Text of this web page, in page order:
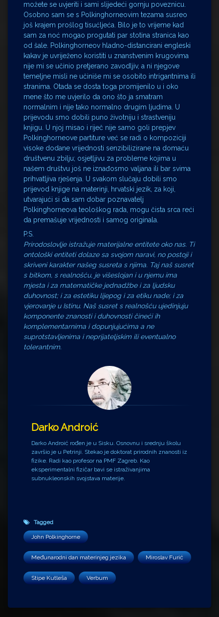
možete se uvjeriti i sami slijedeći gornju poveznicu.
Osobno sam se s Polkinghorneovim tezama susreo
još krajem prošlog tisućljeća. Bilo je to vrijeme kad
sam za noć mogao progutati par stotina stranica kao
od šale. Polkinghorneov hladno-distancirani engleski
kakav je uvriježeno koristiti u znanstvenim krugovima
nije mi se učinio pretjerano zavodljiv, a ni njegove
temeljne misli ne učiniše mi se osobito intrigantnima ili
stranima. Otada se dosta toga promijenilo u i oko
mene što me uvjerilo da ono što ja smatram
normalnim i nije tako normalno drugim ljudima. U
prijevodu smo dobili puno životniju i strastveniju
knjigu. U njoj misao i riječ nije samo goli prepjev
Polkinghorneove partiture već se radi o kompoziciji
visoke dodane vrijednosti senzibilizirane na domaću
društvenu zbilju; osjetljivu za probleme kojima u
našem društvu još ne iznađosmo valjana ili bar svima
prihvatljiva rješenja. U svakom slučaju dobili smo
prijevod knjige na materinji, hrvatski jezik, za koji,
utvarajući si da sam dobar poznavatelj
Polkinghorneova teološkog rada, mogu čista srca reći
da premašuje vrijednosti i samog originala.
P.S.
Prirodoslovlje istražuje materijalne entitete oko nas. Ti
ontološki entiteti dolaze sa svojom naravi, no postoji i
skriveni karakter našeg susreta s njima. Taj naš susret
s bitkom, s realnošću, je višeslojan i u njemu ima
mjesta i za matematičke jednadžbe i za ljudsku
duhovnost; i za estetiku lijepog i za etiku nade; i za
vjerovanje u Istinu. Naš susret s realnošću ujedinjuju
komponente znanosti i duhovnosti čineći ih
komplementarnima i dopunjujućima a ne
suprotstavljenima i neprijateljskim ili eventualno
tolerantnim.
Darko Androić
Darko Androić rođen je u Sisku. Osnovnu i srednju školu
završio je u Petrinji. Stekao je doktorat prirodnih znanosti iz
fizike. Radi kao profesor na PMF Zagreb. Kao
eksperimentalni fizičar bavi se istraživanjima
subnukleonskih svojstava materije.
Tagged
John Polkinghorne
Međunarodni dan materinjeg jezika Miroslav Furić
Stipe Kutleša Verbum